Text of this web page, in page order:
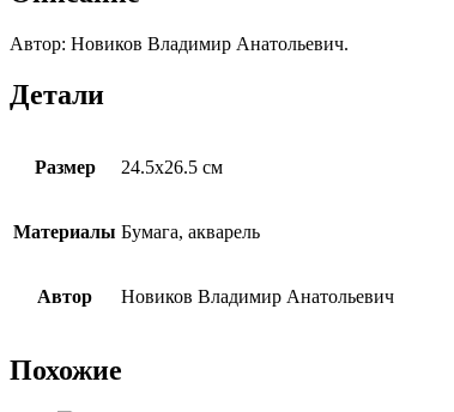
Автор: Новиков Владимир Анатольевич.
Детали
Размер 24.5х26.5 см
Материалы Бумага, акварель
Автор Новиков Владимир Анатольевич
Похожие